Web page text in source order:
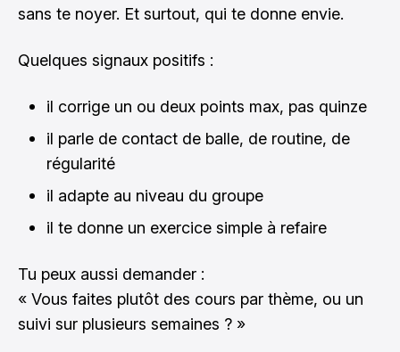
sans te noyer. Et surtout, qui te donne envie.
Quelques signaux positifs :
il corrige un ou deux points max, pas quinze
il parle de contact de balle, de routine, de
régularité
il adapte au niveau du groupe
il te donne un exercice simple à refaire
Tu peux aussi demander :
« Vous faites plutôt des cours par thème, ou un
suivi sur plusieurs semaines ? »